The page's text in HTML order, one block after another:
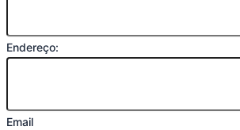
Endereço:
Email